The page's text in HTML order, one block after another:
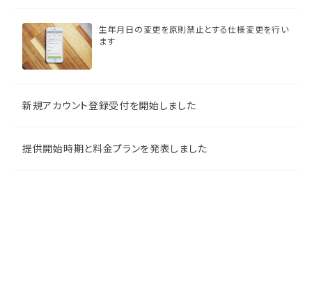
生年月日の変更を原則禁止とする仕様変更を行い
ます
新規アカウント登録受付を開始しました
提供開始時期と料金プランを発表しました